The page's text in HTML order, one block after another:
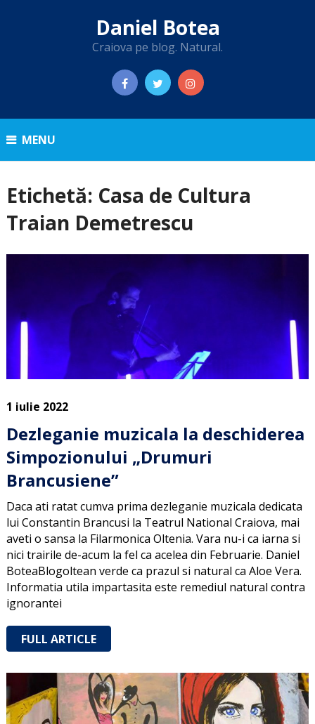
Daniel Botea
Craiova pe blog. Natural.
MENU
Etichetă: Casa de Cultura
Traian Demetrescu
1 iulie 2022
Dezleganie muzicala la deschiderea
Simpozionului „Drumuri
Brancusiene”
Daca ati ratat cumva prima dezleganie muzicala dedicata
lui Constantin Brancusi la Teatrul National Craiova, mai
aveti o sansa la Filarmonica Oltenia. Vara nu-i ca iarna si
nici trairile de-acum la fel ca acelea din Februarie. Daniel
BoteaBlogoltean verde ca prazul si natural ca Aloe Vera.
Informatia utila impartasita este remediul natural contra
ignorantei
FULL ARTICLE